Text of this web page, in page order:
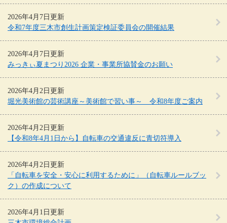
2026年4月7日更新
令和7年度三木市創生計画策定検証委員会の開催結果
2026年4月7日更新
みっきぃ夏まつり2026 企業・事業所協賛金のお願い
2026年4月2日更新
堀光美術館の芸術講座～美術館で習い事～ 令和8年度ご案内
2026年4月2日更新
【令和8年4月1日から】自転車の交通違反に青切符導入
2026年4月2日更新
「自転車を安全・安心に利用するために」（自転車ルールブッ
ク）の作成について
2026年4月1日更新